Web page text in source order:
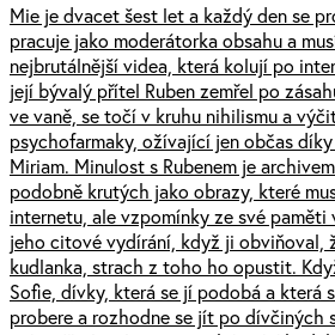
Mie je dvacet šest let a každý den se
pracuje jako moderátorka obsahu a
nejbrutálnější videa, která kolují po
její bývalý přítel Ruben zemřel po
ve vaně, se točí v kruhu nihilismu a
psychofarmaky, ožívající jen občas
Miriam. Minulost s Rubenem je
podobně krutých jako obrazy, které
internetu, ale vzpomínky ze své paměti
jeho citové vydírání, když ji obviňoval,
kudlanka, strach z toho ho opustit.
Sofie, dívky, která se jí podobá a která
probere a rozhodne se jít po dívčiných